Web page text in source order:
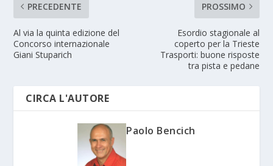
PRECEDENTE
Al via la quinta edizione del
Concorso internazionale
Giani Stuparich
PROSSIMO
Esordio stagionale al
coperto per la Trieste
Trasporti: buone risposte
tra pista e pedane
CIRCA L'AUTORE
Paolo Bencich